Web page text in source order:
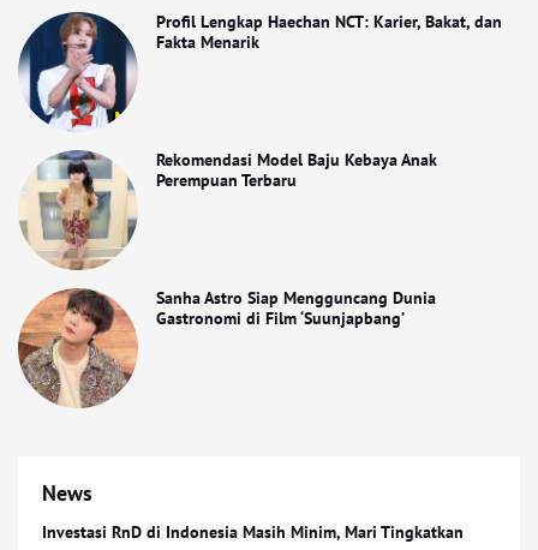
Profil Lengkap Haechan NCT: Karier, Bakat, dan
Fakta Menarik
Rekomendasi Model Baju Kebaya Anak
Perempuan Terbaru
Sanha Astro Siap Mengguncang Dunia
Gastronomi di Film ‘Suunjapbang’
News
Investasi RnD di Indonesia Masih Minim, Mari Tingkatkan